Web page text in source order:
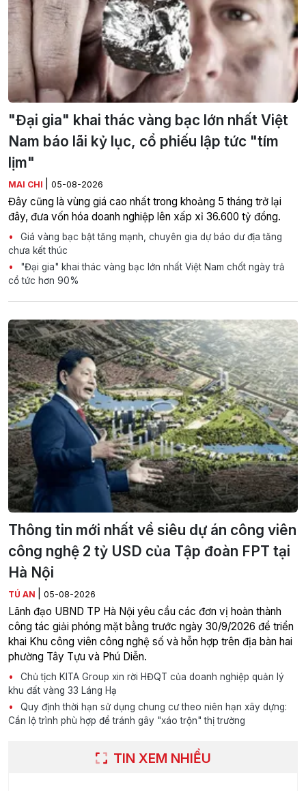
"Đại gia" khai thác vàng bạc lớn nhất Việt
Nam báo lãi kỷ lục, cổ phiếu lập tức "tím
lịm"
MAI CHI 05-08-2026
Đây cũng là vùng giá cao nhất trong khoảng 5 tháng trở lại
đây, đưa vốn hóa doanh nghiệp lên xấp xỉ 36.600 tỷ đồng.
Giá vàng bạc bật tăng mạnh, chuyên gia dự báo dư địa tăng
chưa kết thúc
"Đại gia" khai thác vàng bạc lớn nhất Việt Nam chốt ngày trả
cổ tức hơn 90%
Thông tin mới nhất về siêu dự án công viên
công nghệ 2 tỷ USD của Tập đoàn FPT tại
Hà Nội
TÚ AN 05-08-2026
Lãnh đạo UBND TP Hà Nội yêu cầu các đơn vị hoàn thành
công tác giải phóng mặt bằng trước ngày 30/9/2026 để triển
khai Khu công viên công nghệ số và hỗn hợp trên địa bàn hai
phường Tây Tựu và Phú Diễn.
Chủ tịch KITA Group xin rời HĐQT của doanh nghiệp quản lý
khu đất vàng 33 Láng Hạ
Quy định thời hạn sử dụng chung cư theo niên hạn xây dựng:
Cần lộ trình phù hợp để tránh gây "xáo trộn" thị trường
TIN XEM NHIỀU